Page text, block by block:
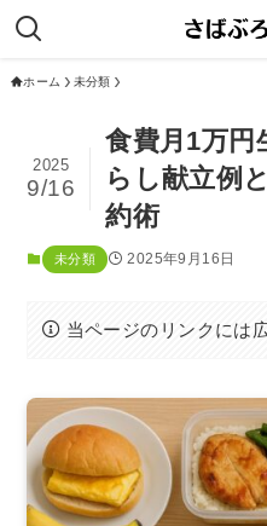
ホーム 未分類
食費月1万円
らし献立例
約術
2025
9/16
未分類 2025年9月16日
当ページのリンクには